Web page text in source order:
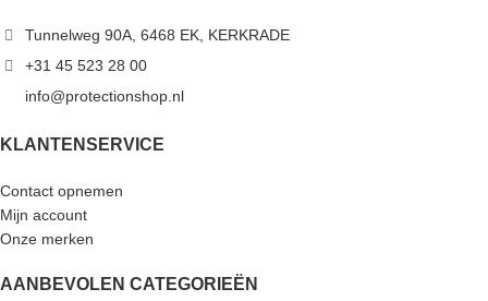
Tunnelweg 90A, 6468 EK, KERKRADE
+31 45 523 28 00
info@protectionshop.nl
KLANTENSERVICE
Contact opnemen
Mijn account
Onze merken
AANBEVOLEN CATEGORIEËN